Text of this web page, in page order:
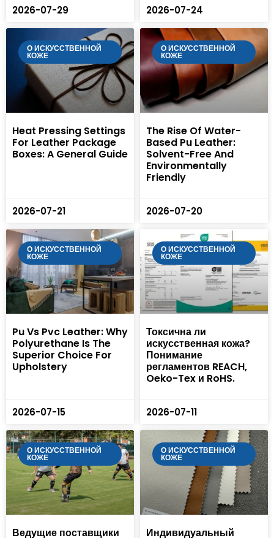
2026-07-29 2026-07-24
О ИСКУССТВЕННОЙ
КОЖЕ
Heat Pressing Settings
For Leather Package
Boxes: A General Guide
2026-07-21
О ИСКУССТВЕННОЙ
КОЖЕ
The Rise Of Water-
Based Pu Leather:
Solvent-Free And
Environmentally
Friendly
2026-07-20
О ИСКУССТВЕННОЙ
КОЖЕ
Pu Vs Pvc Leather: Why
Polyurethane Is The
Superior Choice For
Upholstery
2026-07-15
О ИСКУССТВЕННОЙ
КОЖЕ
Токсична ли
искусственная кожа?
Понимание
регламентов REACH,
Oeko-Tex и RoHS.
2026-07-11
О ИСКУССТВЕННОЙ
КОЖЕ
Ведущие поставщики
О ИСКУССТВЕННОЙ
КОЖЕ
Индивидуальный